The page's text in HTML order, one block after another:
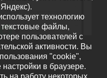
технологию
файлы,
пользователей с
активности. Вы
"cookie",
в браузере.
на работу некоторых